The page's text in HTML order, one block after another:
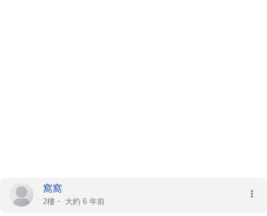
窩窩
2樓・ 大約 6 年前